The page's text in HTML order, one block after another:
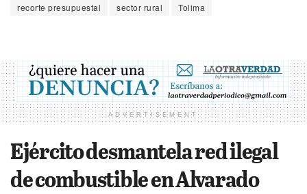
recorte presupuestal
sector rural Tolima
ADVERTISEMENT
Ejército desmantela red ilegal
de combustible en Alvarado